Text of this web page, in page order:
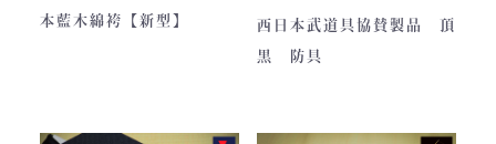
日本国内でも袴を手がける
本藍木綿袴【新型】
【商品内容】
・頂黒セット
西日本武道具協賛製品 頂
黒 防具